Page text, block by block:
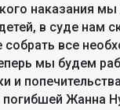
наказания
в суде нам
все
мы будем
и
погибшей Жанна